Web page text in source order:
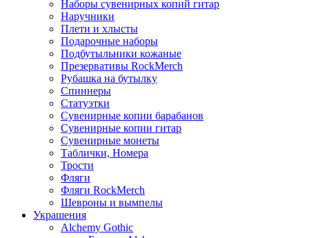
Наборы сувенирных копий гитар
Наручники
Плети и хлысты
Подарочные наборы
Подбутыльники кожаные
Презервативы RockMerch
Рубашка на бутылку
Спиннеры
Статуэтки
Сувенирные копии барабанов
Сувенирные копии гитар
Сувенирные монеты
Таблички, Номера
Трости
Фляги
Фляги RockMerch
Шевроны и вымпелы
Украшения
Alchemy Gothic